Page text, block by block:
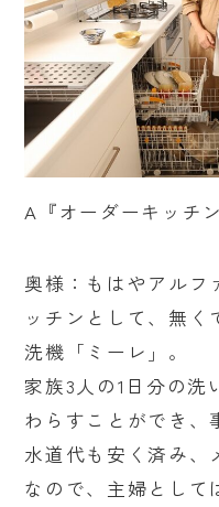
A『オーダーキッチ
奥様：もはやアルフ
ッチンとして、無く
洗機「ミーレ」。
家族3人の1日分の洗
わらすことができ、
水道代も安く済み、
なので、主婦として